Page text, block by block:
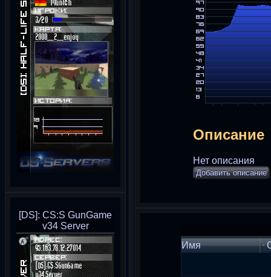
[DS]: CS:S GunGame
v34 Server
Описание
Нет описания
Добавить описание
Имя